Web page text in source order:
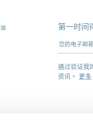
面
第一时间
您的电子
通过验证我
资讯。 更多